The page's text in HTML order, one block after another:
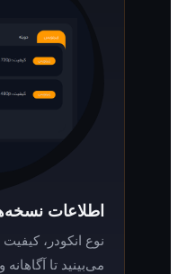
اطلاعات نسخه‌ها
نوع انکودر، کیفیت هر محتوا
می‌بینید تا آگاهانه و طبق میل